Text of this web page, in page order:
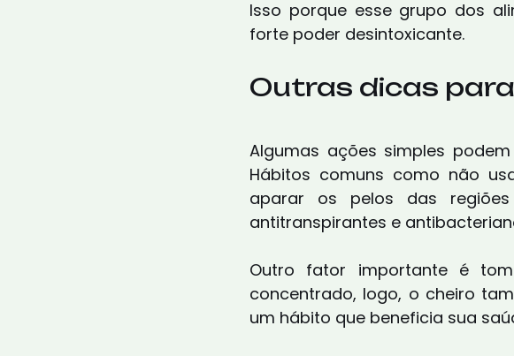
Isso porque esse grupo dos
forte poder desintoxicante.
Outras dicas
Algumas ações simples
Hábitos comuns como não
aparar os pelos das
antitranspirantes e
Outro fator importante é
concentrado, logo, o cheiro
um hábito que beneficia sua